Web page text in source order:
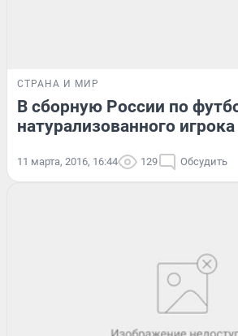
СТРАНА И МИР
В сборную России по
натурализованного игрока
11 марта, 2016, 16:44 129 Обсудить